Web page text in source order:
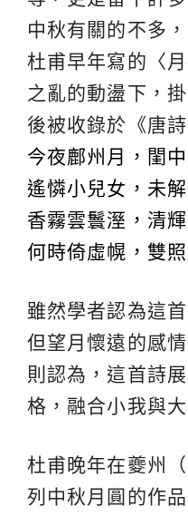
中秋有關的不多
杜甫早年寫的〈
之亂的動盪下，
後被收錄於《唐詩
今夜鄜州月，閨中
遙憐小兒女，未解
香霧雲鬟溼，清輝
何時倚虛幌，雙照
雖然學者認為這
但望月懷遠的感
則認為，這首詩
格，融合小我與大
杜甫晚年在夔州
列中秋月圓的作